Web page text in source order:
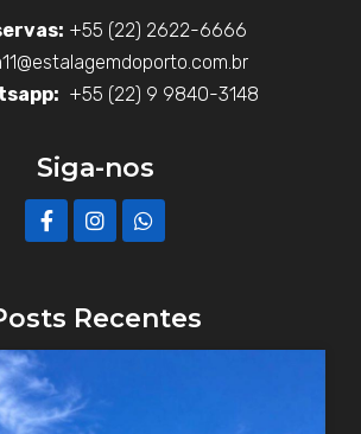
+55 (22) 2622-6666
+55 (22) 9 9840-3148
Siga-nos
F
a
c
o
o
k
-
f
I
n
s
g
r
a
W
h
a
a
p
p
Recentes